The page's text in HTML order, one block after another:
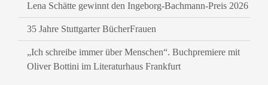
Lena Schätte gewinnt den Ingeborg-Bachmann-Preis 2026
35 Jahre Stuttgarter BücherFrauen
„Ich schreibe immer über Menschen“. Buchpremiere mit
Oliver Bottini im Literaturhaus Frankfurt